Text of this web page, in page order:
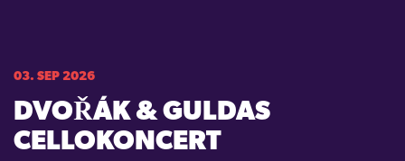
03. SEP 2026
DVOŘÁK & GULDAS
CELLOKONCERT